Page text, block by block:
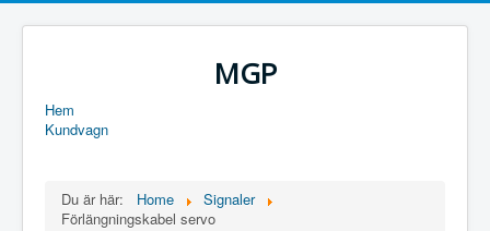
MGP
Hem
Kundvagn
Du är här: Home
Signaler
Förlängningskabel servo